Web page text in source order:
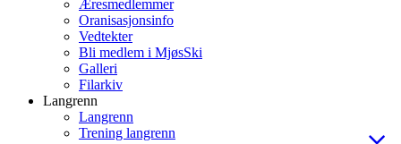
Æresmedlemmer
Oranisasjonsinfo
Vedtekter
Bli medlem i MjøsSki
Galleri
Filarkiv
Langrenn
Langrenn
Trening langrenn